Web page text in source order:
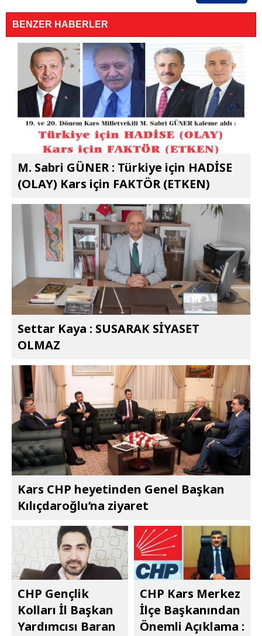
BENZER HABERLER
M. Sabri GÜNER : Türkiye için HADİSE
(OLAY) Kars için FAKTÖR (ETKEN)
Settar Kaya : SUSARAK SİYASET
OLMAZ
Kars CHP heyetinden Genel Başkan
Kılıçdaroğlu’na ziyaret
CHP Gençlik
Kolları İl Başkan
Yardımcısı Baran
CHP Kars Merkez
İlçe Başkanından
Önemli Açıklama :